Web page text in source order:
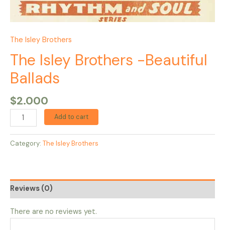
The Isley Brothers
The Isley Brothers -Beautiful
Ballads
$2.000
Add to cart
Category: The Isley Brothers
Reviews (0)
There are no reviews yet.